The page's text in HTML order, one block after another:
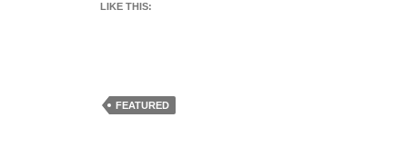
LIKE THIS:
FEATURED